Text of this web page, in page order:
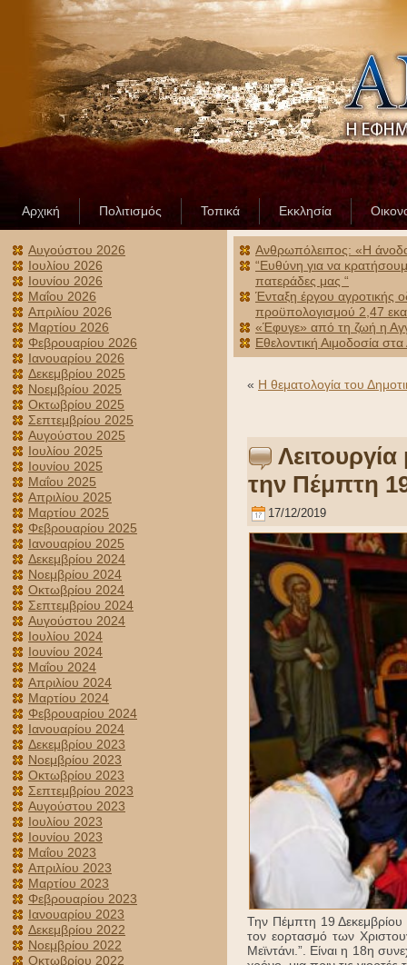
Αρχική Πολιτισμός Τοπικά Εκκλησία
Αυγούστου 2026
Ιουλίου 2026
Ιουνίου 2026
Μαΐου 2026
Απριλίου 2026
Μαρτίου 2026
Φεβρουαρίου 2026
Ιανουαρίου 2026
Δεκεμβρίου 2025
Νοεμβρίου 2025
Οκτωβρίου 2025
Σεπτεμβρίου 2025
Αυγούστου 2025
Ιουλίου 2025
Ιουνίου 2025
Μαΐου 2025
Απριλίου 2025
Μαρτίου 2025
Φεβρουαρίου 2025
Ιανουαρίου 2025
Δεκεμβρίου 2024
Νοεμβρίου 2024
Οκτωβρίου 2024
Σεπτεμβρίου 2024
Αυγούστου 2024
Ιουλίου 2024
Ιουνίου 2024
Μαΐου 2024
Απριλίου 2024
Μαρτίου 2024
Φεβρουαρίου 2024
Ιανουαρίου 2024
Δεκεμβρίου 2023
Νοεμβρίου 2023
Οκτωβρίου 2023
Σεπτεμβρίου 2023
Αυγούστου 2023
Ιουλίου 2023
Ιουνίου 2023
Μαΐου 2023
Απριλίου 2023
Μαρτίου 2023
Φεβρουαρίου 2023
Ιανουαρίου 2023
Δεκεμβρίου 2022
Νοεμβρίου 2022
Οκτωβρίου 2022
Ανθρωπόλειπος: «Η
“Ευθύνη για να
πατεράδες μας “
Ένταξη έργου αγροτικής
προϋπολογισμού 2,47
«Έφυγε» από τη ζωή η
Εθελοντική Αιμοδοσία
« H θεματολογία του
την Πέμπτη
17/12/2019
Την Πέμπτη 19 Δεκεμβρίου
τον εορτασμό των
Μεϊντάνι.”. Είναι η 18η